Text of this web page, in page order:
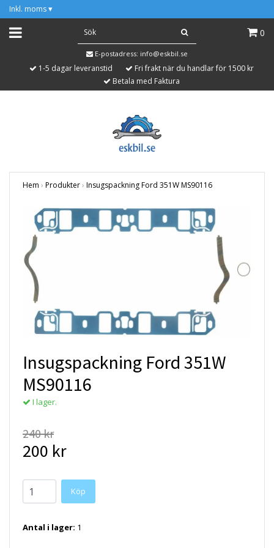
Inkl. moms ▾
0
E-postadress: info@eskbil.se
1-5 dagar leveranstid
Fri frakt när du handlar för 1500 kr
Betala med Faktura
Hem › Produkter› Insugspackning Ford 351W MS90116
Insugspackning Ford 351W
MS90116
I lager.
240 kr
200 kr
Antal i lager: 1